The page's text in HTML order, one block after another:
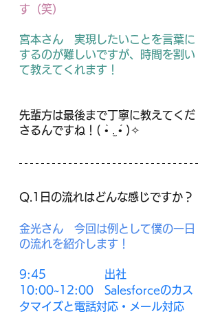
す（笑）
宮本さん　実現したいことを言葉に
するのが難しいですが、時間を割い
て教えてくれます！
先輩方は最後まで丁寧に教えてくだ
さるんですね！( •̀ .̫ •́ )✧
Q.1日の流れはどんな感じですか？
金光さん　今回は例として僕の一日
の流れを紹介します！
9:45　　　　　 出社
10:00~12:00　Salesforceのカス
タマイズと電話対応・メール対応